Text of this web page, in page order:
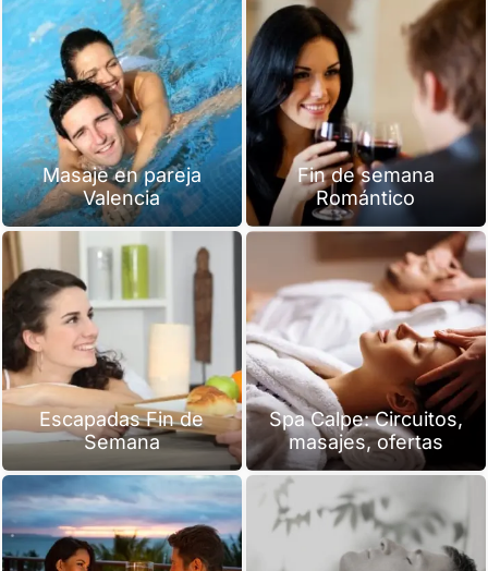
Masaje en pareja
Valencia
Fin de semana
Romántico
Escapadas Fin de
Semana
Spa Calpe: Circuitos,
masajes, ofertas